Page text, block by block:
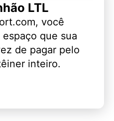
LTL
você
que sua
de pagar pelo
inteiro.